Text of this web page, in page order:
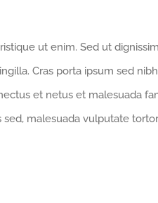
ut enim. Sed ut
Cras porta ipsum sed
et netus et malesuada
malesuada vulputate